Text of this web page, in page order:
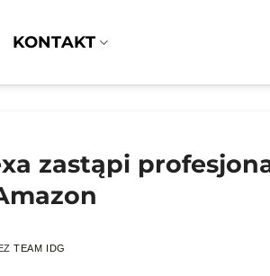
KONTAKT
zastąpi
TEAM IDG